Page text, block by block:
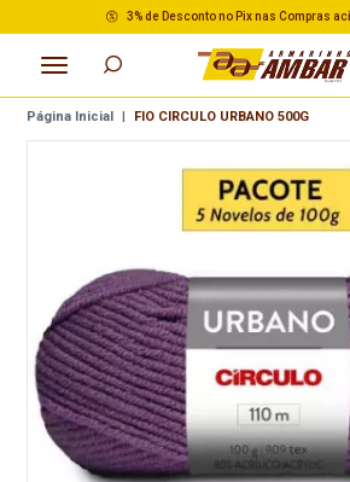
3% de Desconto no Pix nas Compras
Página Inicial | FIO CIRCULO URBANO 500G